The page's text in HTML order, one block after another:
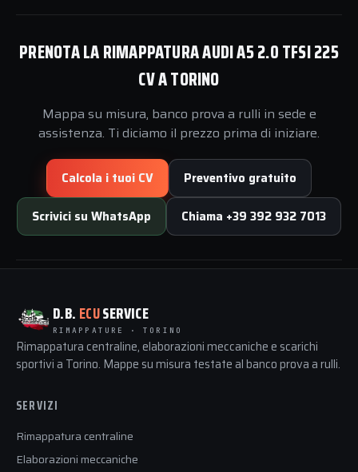
PRENOTA LA RIMAPPATURA AUDI A5 2.0 TFSI 225
CV A TORINO
Mappa su misura, banco prova a rulli in sede e
assistenza. Ti diciamo il prezzo prima di iniziare.
Calcola i tuoi CV Preventivo gratuito
Scrivici su WhatsApp Chiama +39 392 932 7013
D.B. ECUSERVICE
RIMAPPATURE · TORINO
Rimappatura centraline, elaborazioni meccaniche e scarichi
sportivi a Torino. Mappe su misura testate al banco prova a rulli.
SERVIZI
Rimappatura centraline
Elaborazioni meccaniche